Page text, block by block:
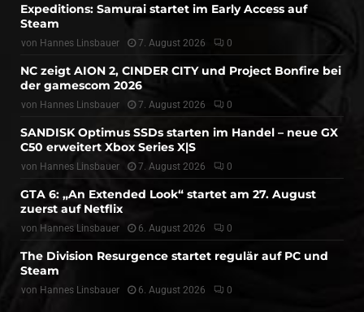
Expeditions: Samurai startet im Early Access auf
Steam
von Hannes Linsbauer 7. August 2026 0
NC zeigt AION 2, CINDER CITY und Project Bonfire bei
der gamescom 2026
von Hannes Linsbauer 7. August 2026 0
SANDISK Optimus SSDs starten im Handel – neue GX
C50 erweitert Xbox Series X|S
von Hannes Linsbauer 7. August 2026 0
GTA 6: „An Extended Look“ startet am 27. August
zuerst auf Netflix
von Hannes Linsbauer 6. August 2026 0
The Division Resurgence startet regulär auf PC und
Steam
von Hannes Linsbauer 6. August 2026 0